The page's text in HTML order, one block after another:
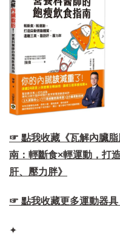
☞ 點我收藏《瓦解內臟
南：輕斷食×輕運動，打
肝、壓力胖》
☞ 點我收藏更多運動器具
✦